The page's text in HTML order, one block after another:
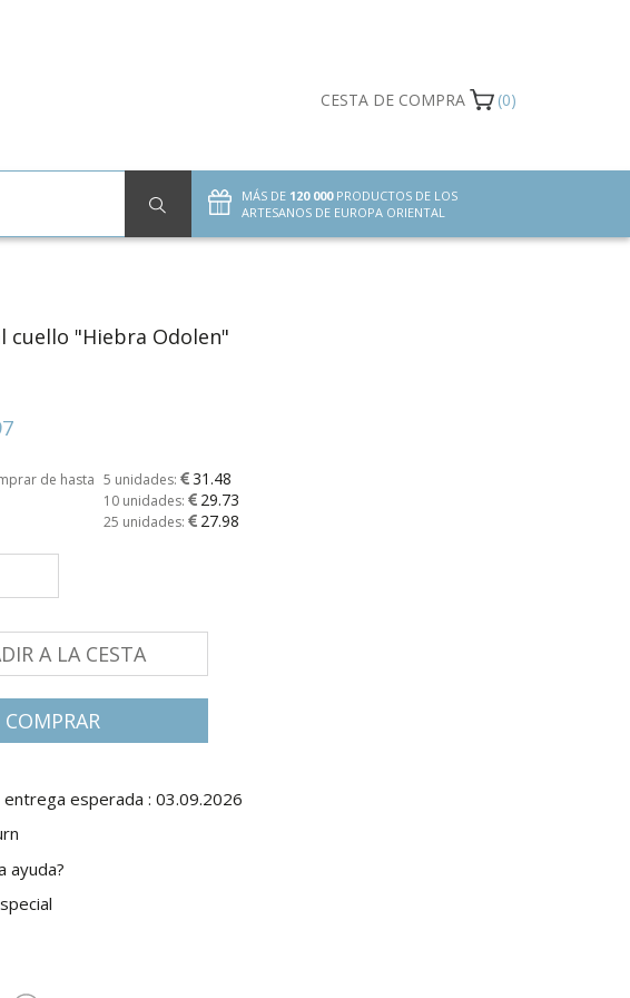
cuello "Hiebra Odolen"
de hasta 5 unidades: 31.48
10 unidades: 29.73
25 unidades: 27.98
A LA CESTA
СOMPRAR
entrega esperada : 03.09.2026
ayuda?
CESTA DE COMPRA (0)
MÁS DE 120 000PRODUCTOS DE LOS
ARTESANOS DE EUROPA ORIENTAL